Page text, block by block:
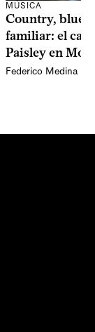
MÚSICA
Country,
familiar: el
Paisley en
Federico Medina